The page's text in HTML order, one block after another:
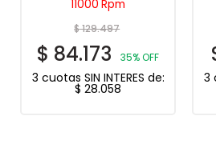
11000 Rpm
$129.497
$ 84.173 35% OFF
3 cuotas SIN INTERES de:
$ 28.058
3